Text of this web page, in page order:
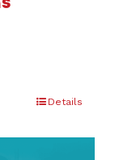
Details